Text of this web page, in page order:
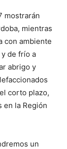
mostrarán
mientras
con ambiente
de frío a
abrigo y
corto plazo,
en la Región
un